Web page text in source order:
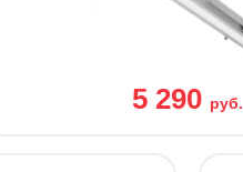
5 290 руб.